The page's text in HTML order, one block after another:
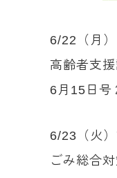
6/22（月
高齢者支
6月15日号
6/23（火
ごみ総合